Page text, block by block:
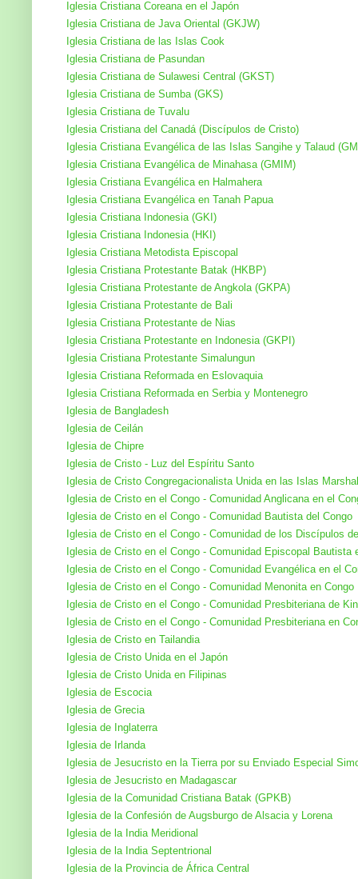
Iglesia Cristiana Coreana en el Japón
Iglesia Cristiana de Java Oriental (GKJW)
Iglesia Cristiana de las Islas Cook
Iglesia Cristiana de Pasundan
Iglesia Cristiana de Sulawesi Central (GKST)
Iglesia Cristiana de Sumba (GKS)
Iglesia Cristiana de Tuvalu
Iglesia Cristiana del Canadá (Discípulos de Cristo)
Iglesia Cristiana Evangélica de las Islas Sangihe y Talaud
Iglesia Cristiana Evangélica de Minahasa (GMIM)
Iglesia Cristiana Evangélica en Halmahera
Iglesia Cristiana Evangélica en Tanah Papua
Iglesia Cristiana Indonesia (GKI)
Iglesia Cristiana Indonesia (HKI)
Iglesia Cristiana Metodista Episcopal
Iglesia Cristiana Protestante Batak (HKBP)
Iglesia Cristiana Protestante de Angkola (GKPA)
Iglesia Cristiana Protestante de Bali
Iglesia Cristiana Protestante de Nias
Iglesia Cristiana Protestante en Indonesia (GKPI)
Iglesia Cristiana Protestante Simalungun
Iglesia Cristiana Reformada en Eslovaquia
Iglesia Cristiana Reformada en Serbia y Montenegro
Iglesia de Bangladesh
Iglesia de Ceilán
Iglesia de Chipre
Iglesia de Cristo - Luz del Espíritu Santo
Iglesia de Cristo Congregacionalista Unida en las Islas
Iglesia de Cristo en el Congo - Comunidad Anglicana en el
Iglesia de Cristo en el Congo - Comunidad Bautista del Congo
Iglesia de Cristo en el Congo - Comunidad de los Discípulos
Iglesia de Cristo en el Congo - Comunidad Episcopal Bautista
Iglesia de Cristo en el Congo - Comunidad Evangélica en el
Iglesia de Cristo en el Congo - Comunidad Menonita en Congo
Iglesia de Cristo en el Congo - Comunidad Presbiteriana de
Iglesia de Cristo en el Congo - Comunidad Presbiteriana en
Iglesia de Cristo en Tailandia
Iglesia de Cristo Unida en el Japón
Iglesia de Cristo Unida en Filipinas
Iglesia de Escocia
Iglesia de Grecia
Iglesia de Inglaterra
Iglesia de Irlanda
Iglesia de Jesucristo en la Tierra por su Enviado Especial
Iglesia de Jesucristo en Madagascar
Iglesia de la Comunidad Cristiana Batak (GPKB)
Iglesia de la Confesión de Augsburgo de Alsacia y Lorena
Iglesia de la India Meridional
Iglesia de la India Septentrional
Iglesia de la Provincia de África Central